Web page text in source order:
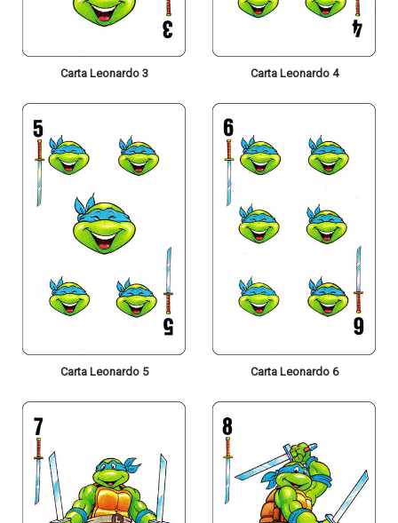
Carta Leonardo 3 Carta Leonardo 4
Carta Leonardo 5 Carta Leonardo 6